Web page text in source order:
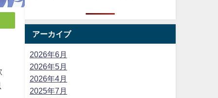
アーカイブ
2026年6月
2026年5月
2026年4月
2025年7月